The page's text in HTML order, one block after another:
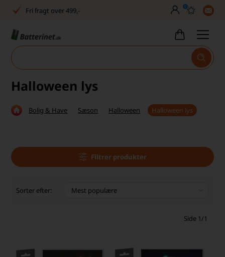
Fri fragt over 499,-
Høj kundetilfredshed
Dag-til-dag levering
0
Halloween lys
Bolig & Have Sæson Halloween Halloween lys
Filtrer produkter
Sorter efter:
Side 1/1